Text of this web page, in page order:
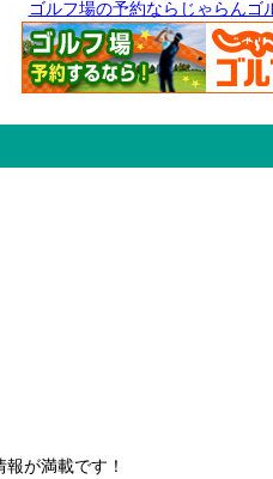
ゴルフ場の予約ならじゃらんゴ
が満載です！